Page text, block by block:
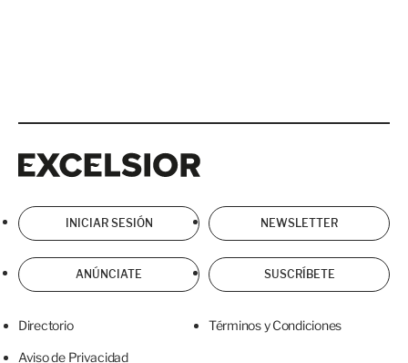
INICIAR SESIÓN NEWSLETTER
ANÚNCIATE SUSCRÍBETE
Directorio Términos y Condiciones
Aviso de Privacidad